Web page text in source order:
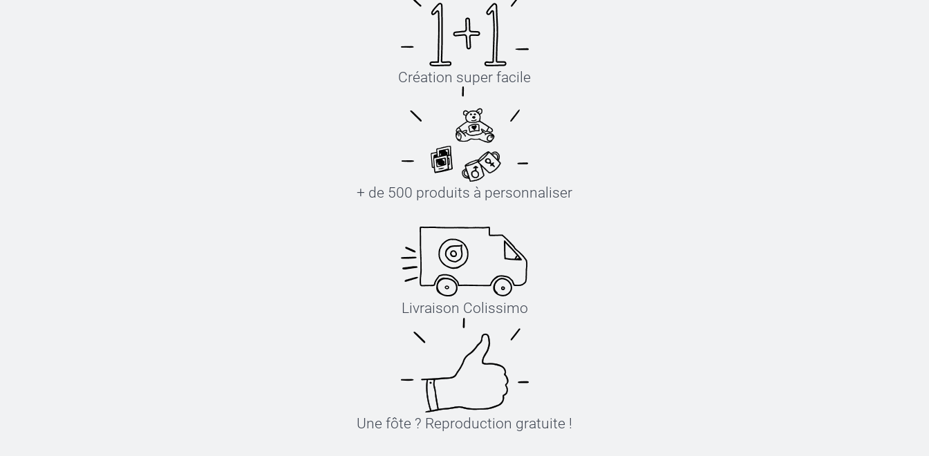
Création super facile
+ de 500 produits à personnaliser
Livraison Colissimo
Une fôte ? Reproduction gratuite !